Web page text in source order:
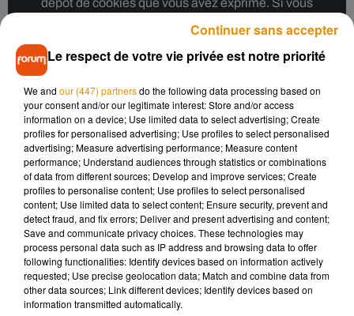
dépôt de cookies que vous avez exprimé. Si vous
Musique
Le respect de votre vie privée est notre priorité
We and our (447) partnersdo the following data processing based on
your consent and/or our legitimate interest: Store and/or access
information on a device; Use limited data to select advertising; Create
profiles for personalised advertising; Use profiles to select personalised
advertising; Measure advertising performance; Measure content
performance; Understand audiences through statistics or combinations
of data from different sources; Develop and improve services; Create
profiles to personalise content; Use profiles to select personalised
content; Use limited data to select content; Ensure security, prevent and
detect fraud, and fix errors; Deliver and present advertising and content;
Save and communicate privacy choices. These technologies may
process personal data such as IP address and browsing data to offer
following functionalities: Identify devices based on information actively
requested; Use precise geolocation data; Match and combine data from
other data sources; Link different devices; Identify devices based on
information transmitted automatically.
Continuer sans accepter